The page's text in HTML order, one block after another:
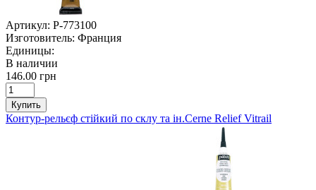
Артикул: P-773100
Изготовитель: Франция
Единицы:
В наличии
146.00 грн
Купить
Контур-рельєф стійкий по склу та ін.Cerne Relief Vitrail